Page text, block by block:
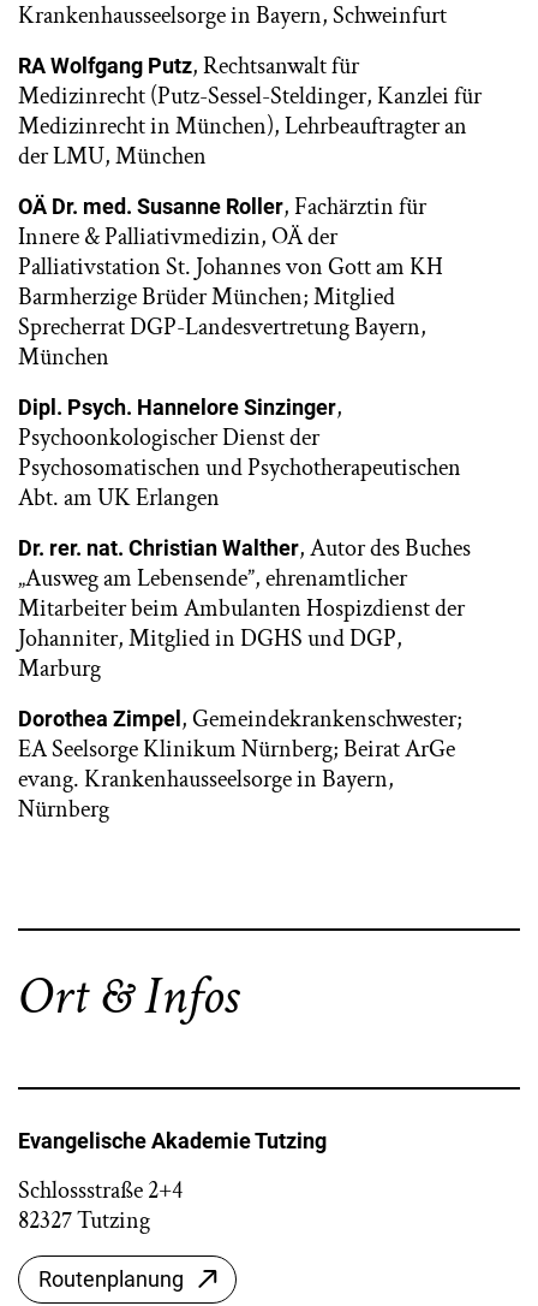
Krankenhausseelsorge in Bayern, Schweinfurt
RA Wolfgang Putz, Rechtsanwalt für
Medizinrecht (Putz-Sessel-Steldinger, Kanzlei für
Medizinrecht in München), Lehrbeauftragter an
der LMU, München
OÄ Dr. med. Susanne Roller, Fachärztin für
Innere & Palliativmedizin, OÄ der
Palliativstation St. Johannes von Gott am KH
Barmherzige Brüder München; Mitglied
Sprecherrat DGP-Landesvertretung Bayern,
München
Dipl. Psych. Hannelore Sinzinger,
Psychoonkologischer Dienst der
Psychosomatischen und Psychotherapeutischen
Abt. am UK Erlangen
Dr. rer. nat. Christian Walther, Autor des Buches
„Ausweg am Lebensende”, ehrenamtlicher
Mitarbeiter beim Ambulanten Hospizdienst der
Johanniter, Mitglied in DGHS und DGP,
Marburg
Dorothea Zimpel, Gemeindekrankenschwester;
EA Seelsorge Klinikum Nürnberg; Beirat ArGe
evang. Krankenhausseelsorge in Bayern,
Nürnberg
Ort & Infos
Evangelische Akademie Tutzing
Schlossstraße 2+4
82327 Tutzing
Routenplanung